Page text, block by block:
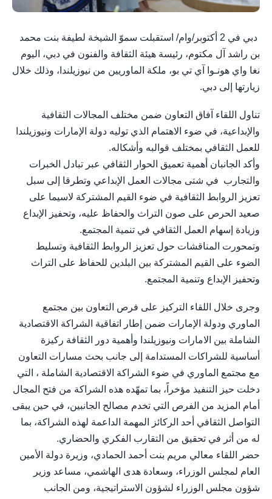
دبي في 2 أكتوبر/وام/ استقبلت سموّ الشيخة لطيفة بنت محمد
بن راشد آل مكتوم، رئيسة هيئة الثقافة والفنون في دبي، اليوم
نغا واي هونـوا آي تي بو، ملكة الماوريين من نيوزيلندا، وذلك خلال
زيارتها إلى دبي.
تناول اللقاء آفاق التعاون ضمن مختلف المجالات الثقافية
والإبداعية، في ضوء الاهتمام الذي توليه دولة الإمارات ونيوزيلندا
للعمل الثقافي بمختلف قوالبه وأشكاله.
وأكد الجانبان أهمية تعميق الحوار الثقافي عبر تبادل الخبرات
والتجارب في شتى مجالات العمل الإبداعي وتطرقا إلى سبل
تعزيز الروابط الثقافية في ضوء القيم المشتركة لاسيما على
صعيد الحرص على صون التراث والحفاظ عليه، وتحفيز الإبداع
وزيادة إسهام العمل الثقافي في تنمية المجتمع.
وتمحورت المناقشات حول تعزيز الروابط الثقافية وتسليط
الضوء على القيم المشتركة بين البلدين للحفاظ على التراث
وتحفيز الإبداع وتنمية المجتمع.
وجرى خلال اللقاء التركيز على فرص التعاون بين مجتمع
الماوري ودولة الإمارات ضمن إطار اتفاقية الشراكة الاقتصادية
الشاملة بين الامارات ونيوزيلندا وأهمية دور الثقافة ركيزة
أساسية للشراكات المستدامة إلى جانب بحث مسارات التعاون
مع مجتمع الماوري في ضوء الشراكة الاقتصادية الشاملة ، التي
دخلت حيز التنفيذ مؤخراً، بما تمهّده هذه الشراكة من فتح المجال
أمام المزيد من الفرص التي تخدم مصالح الجانبين، في حين يبقى
التواصل الثقافي أحد الركائز المهمة الداعمة لهذه الشراكة، بما
له من أثر في تحقيق من التقارب الفكري والحضاري.
حضر اللقاء معالي مريم بنت أحمد الحمادي، وزيرة دولة الأمين
العام لمجلس الوزراء، وسعادة هدى الهاشمي، مساعد وزير
شؤون مجلس الوزراء لشؤون الاستراتيجية، ومن الجانب